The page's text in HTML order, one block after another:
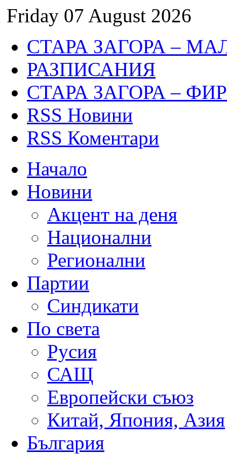
Friday 07 August 2026
СТАРА ЗАГОРА –
РАЗПИСАНИЯ
СТАРА ЗАГОРА –
RSS Новини
RSS Коментари
Начало
Новини
Акцент на деня
Национални
Регионални
Партии
Синдикати
По света
Русия
САЩ
Европейски съюз
Китай, Япония, Азия
България